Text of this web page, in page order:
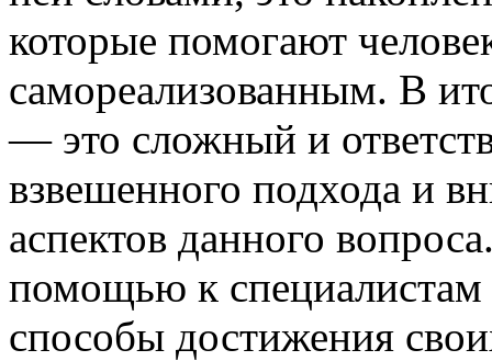
которые помогают
самореализованным. В
— это сложный и
взвешенного подхода и
аспектов данного
помощью к специалистам
способы достижения